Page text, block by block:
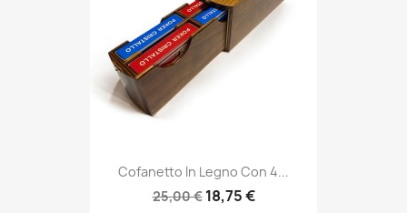
Cofanetto In Legno Con 4...
25,00 € 18,75 €